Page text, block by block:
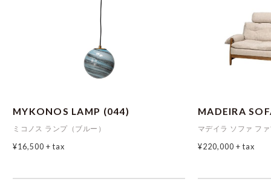
MYKONOS LAMP (044)
ミコノス ランプ（ブルー）
¥16,500+ tax
MADEIRA
マデイラ ソファ フ
¥220,000+ tax